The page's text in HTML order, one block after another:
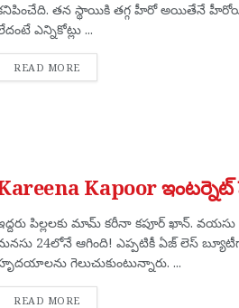
త‌న స్థాయికి త‌గ్గ హీరో అయితేనే
ఎన్నికోట్లు ...
READ MOREDETAILS
Kapoor ఇంట‌ర్నెట్
పిల్ల‌ల‌కు మామ్ క‌రీనా క‌పూర్ ఖాన్.
24లోనే ఆగింది! ఎప్ప‌టికీ ఏజ్ లెస్
గెలుచుకుంటున్నారు. ...
READ MOREDETAILS